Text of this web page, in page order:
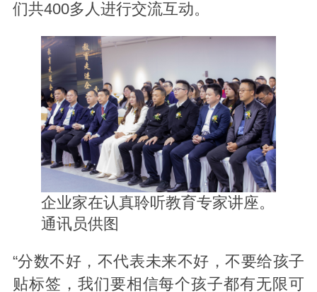
们共400多人进行交流互动。
企业家在认真聆听教育专家讲座。
通讯员供图
“分数不好，不代表未来不好，不要给孩子
贴标签，我们要相信每个孩子都有无限可